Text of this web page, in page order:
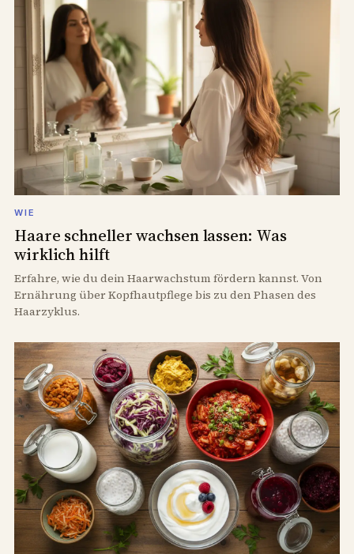
WIE
Haare schneller wachsen lassen: Was
wirklich hilft
Erfahre, wie du dein Haarwachstum fördern kannst. Von
Ernährung über Kopfhautpflege bis zu den Phasen des
Haarzyklus.